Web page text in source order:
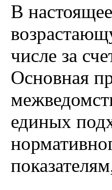
В
числе за
Основная
единых